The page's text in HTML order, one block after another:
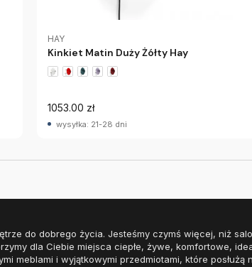
HAY
Kinkiet Matin Duży Żółty Hay
1053.00 zł
wysyłka: 21-28 dni
do dobrego życia. Jesteśmy czymś więcej, niż
dla Ciebie miejsca ciepłe, żywe, komfortowe,
meblami i wyjątkowymi przedmiotami, które posłużą